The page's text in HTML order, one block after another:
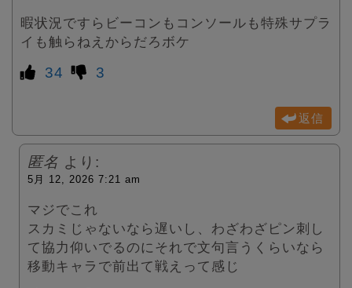
暇状況ですらビーコンもコンソールも特殊サプラ
イも触らねえからだろボケ
34 3
返信
匿名 より:
5月 12, 2026 7:21 am
マジでこれ
スカミじゃないなら遅いし、わざわざピン刺し
て協力仰いでるのにそれで文句言うくらいなら
移動キャラで前出て戦えって感じ